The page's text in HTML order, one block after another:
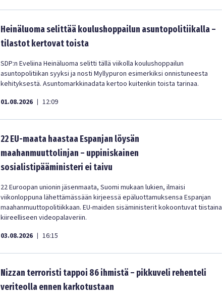
Heinäluoma selittää koulushoppailun asuntopolitiikalla –
tilastot kertovat toista
SDP:n Eveliina Heinäluoma selitti tällä viikolla koulushoppailun
asuntopolitiikan syyksi ja nosti Myllypuron esimerkiksi onnistuneesta
kehityksestä. Asuntomarkkinadata kertoo kuitenkin toista tarinaa.
01.08.2026 | 12:09
22 EU-maata haastaa Espanjan löysän
maahanmuuttolinjan – uppiniskainen
sosialistipääministeri ei taivu
22 Euroopan unionin jäsenmaata, Suomi mukaan lukien, ilmaisi
viikonloppuna lähettämässään kirjeessä epäluottamuksensa Espanjan
maahanmuuttopolitiikkaan. EU-maiden sisäministerit kokoontuvat tiistaina
kiireelliseen videopalaveriin.
03.08.2026 | 16:15
Nizzan terroristi tappoi 86 ihmistä – pikkuveli rehenteli
veriteolla ennen karkotustaan